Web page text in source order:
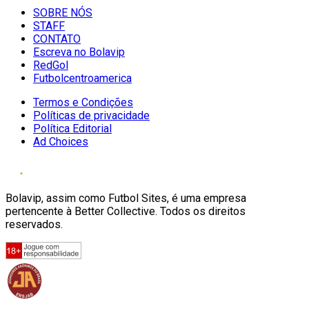
SOBRE NÓS
STAFF
CONTATO
Escreva no Bolavip
RedGol
Futbolcentroamerica
Termos e Condições
Políticas de privacidade
Política Editorial
Ad Choices
Bolavip, assim como Futbol Sites, é uma empresa
pertencente à Better Collective. Todos os direitos
reservados.